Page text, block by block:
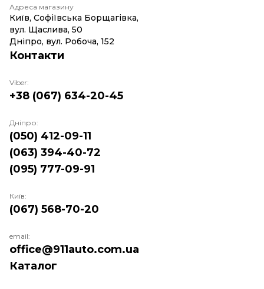
Адреса магазину
Київ, Софіївська Борщагівка,
вул. Щаслива, 50
Дніпро, вул. Робоча, 152
Каталог
Контакти
Viber:
+38 (067) 634-20-45
Дніпро:
(050) 412-09-11
(063) 394-40-72
(095) 777-09-91
Київ:
(067) 568-70-20
email:
office@911auto.com.ua